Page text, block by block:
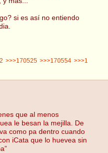
si es así no entiendo
>>>170525 >>>170554 >>>1
que al menos
le besan la mejilla. De
como pa dentro cuando
iCata que lo huevea sin